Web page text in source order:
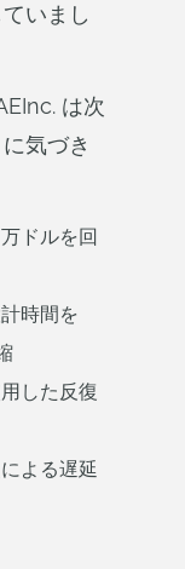
いまし
は次
気づき
ドルを回
時間を
した反復
よる遅延